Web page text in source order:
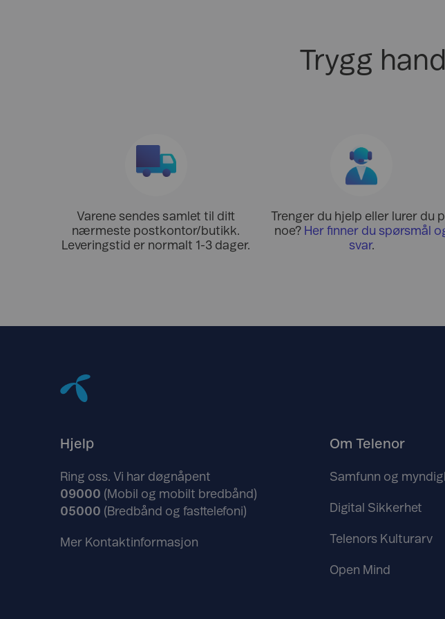
Trygg
Varene sendes samlet til ditt
nærmeste postkontor/butikk.
Leveringstid er normalt 1-3 dager.
Trenger du hjelp eller lurer du
noe? Her finner du spørsmål
svar.
Hjelp
Ring oss. Vi har døgnåpent
09000 (Mobil og mobilt bredbånd)
05000 (Bredbånd og fasttelefoni)
Mer Kontaktinformasjon
Om Telenor
Samfunn og
Digital Sikkerhet
Telenors Kulturarv
Open Mind